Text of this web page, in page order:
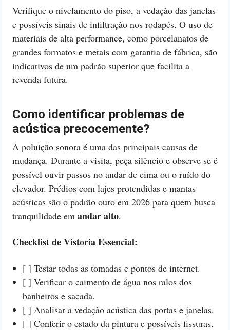
Verifique o nivelamento do piso, a vedação das janelas
e possíveis sinais de infiltração nos rodapés. O uso de
materiais de alta performance, como porcelanatos de
grandes formatos e metais com garantia de fábrica, são
indicativos de um padrão superior que facilita a
revenda futura.
Como identificar problemas de
acústica precocemente?
A poluição sonora é uma das principais causas de
mudança. Durante a visita, peça silêncio e observe se é
possível ouvir passos no andar de cima ou o ruído do
elevador. Prédios com lajes protendidas e mantas
acústicas são o padrão ouro em 2026 para quem busca
tranquilidade em andar alto.
Checklist de Vistoria Essencial:
[ ] Testar todas as tomadas e pontos de internet.
[ ] Verificar o caimento de água nos ralos dos
banheiros e sacada.
[ ] Analisar a vedação acústica das portas e janelas.
[ ] Conferir o estado da pintura e possíveis fissuras.